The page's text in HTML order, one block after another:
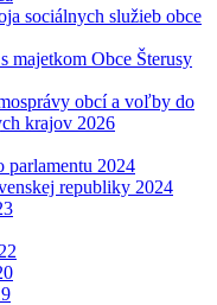
sociálnych služieb obce
majetkom Obce Šterusy
obcí a voľby do
krajov 2026
2024
republiky 2024